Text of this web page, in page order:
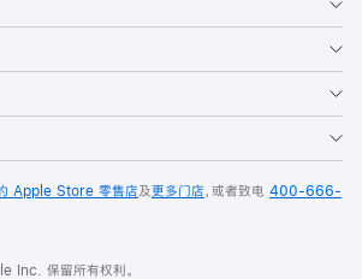
Apple Store 零售店及更多门店，或者致电 400-666-
保留所有权利。